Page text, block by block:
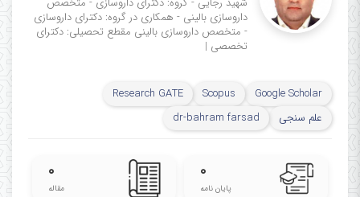
داروسازی بالینی - همکاری در گروه: دکترای داروسازی
- متخصص داروسازی بالینی مقطع تحصیلی: دکترای
تخصصی |
Google Scholar
Scopus
Research GATE
علم سنجی
dr-bahram farsad
۰
پایان نامه
۰
مقاله